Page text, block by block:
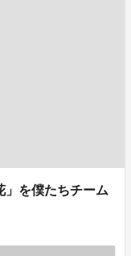
」を僕たちチーム